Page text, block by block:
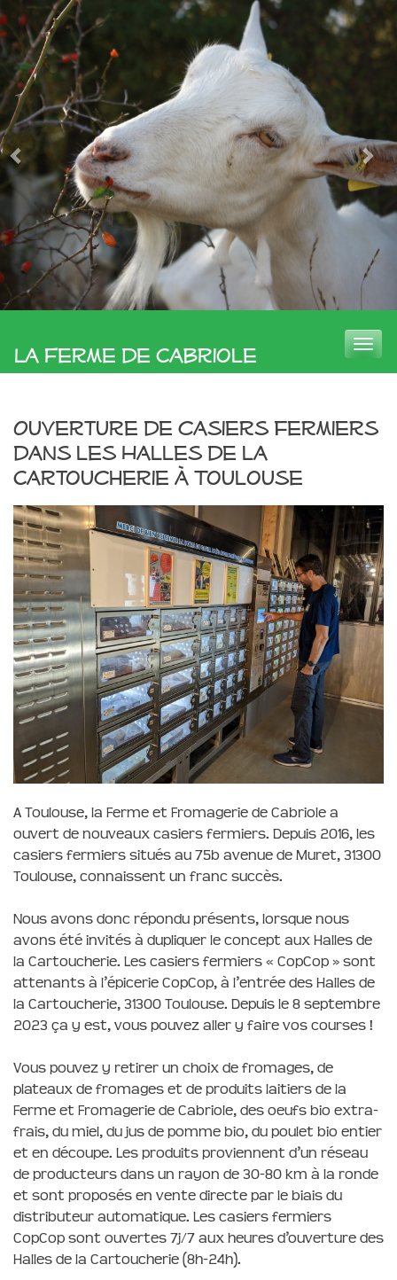
La Ferme de Cabriole
Toggle
Ouverture de casiers fermiers
dans les Halles de la
Cartoucherie à Toulouse
A Toulouse, la Ferme et Fromagerie de Cabriole a
ouvert de nouveaux casiers fermiers. Depuis 2016, les
casiers fermiers situés au 75b avenue de Muret, 31300
Toulouse, connaissent un franc succès.
Nous avons donc répondu présents, lorsque nous
avons été invités à dupliquer le concept aux Halles de
la Cartoucherie. Les casiers fermiers « CopCop » sont
attenants à l’épicerie CopCop, à l’entrée des Halles de
la Cartoucherie, 31300 Toulouse. Depuis le 8 septembre
2023 ça y est, vous pouvez aller y faire vos courses !
Vous pouvez y retirer un choix de fromages, de
plateaux de fromages et de produits laitiers de la
Ferme et Fromagerie de Cabriole, des oeufs bio extra-
frais, du miel, du jus de pomme bio, du poulet bio entier
et en découpe. Les produits proviennent d’un réseau
de producteurs dans un rayon de 30-80 km à la ronde
et sont proposés en vente directe par le biais du
distributeur automatique. Les casiers fermiers
CopCop sont ouvertes 7j/7 aux heures d’ouverture des
Halles de la Cartoucherie (8h-24h).